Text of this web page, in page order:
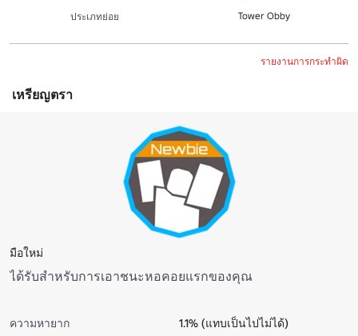
ประเภทย่อย Tower Obby
รายงานการกระทำผิด
เหรียญตรา
มือใหม่
ได้รับสําหรับการเอาชนะหอคอยแรกของคุณ
ความหายาก
1.1% (แทบเป็นไปไม่ได้)